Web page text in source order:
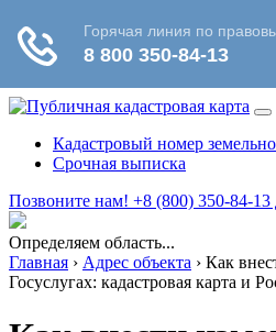
Кадастровый номер
Срочная выписка
Позвоните нам! +8 (800) 350-84-13
Определяем область...
Главная › Адрес объекта › Как
Госуслугах: кадастровая карта и